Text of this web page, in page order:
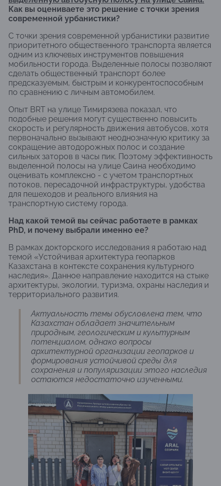
Как вы оцениваете это решение с точки зрения
современной урбанистики?
С точки зрения современной урбанистики развитие
приоритетного общественного транспорта является
одним из ключевых инструментов повышения
мобильности города. Выделенные полосы позволяют
сделать общественный транспорт более
предсказуемым, быстрым и конкурентоспособным
по сравнению с личным автомобилем.
Опыт BRT на улице Тимирязева показал, что
подобные решения могут существенно повысить
скорость и регулярность движения автобусов, хотя
первоначально вызывают неоднозначную критику за
сокращение автодорожных полос и создание
сильных заторов в часы пик. Поэтому эффективность
выделенной полосы на улице Саина необходимо
оценивать комплексно - с учетом транспортных
потоков, пересадочной инфраструктуры, удобства
для пешеходов и реального влияния на
транспортную систему города.
Над какой темой вы сейчас работаете в рамках
PhD, и почему выбрали именно ее?
В рамках докторского исследования я работаю над
темой «Устойчивая архитектура геопарков
Казахстана в контексте сохранения культурного
наследия». Данное направление находится на стыке
архитектуры, экологии, туризма, охраны наследия и
территориального развития.
Актуальность темы обусловлена тем, что
Казахстан обладает значительным
природным, геологическим и культурным
потенциалом, однако вопросы
архитектурной организации геопарков и
формирования устойчивой среды для
сохранения и популяризации этого наследия
остаются недостаточно изученными.